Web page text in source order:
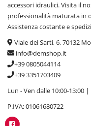
accessori idraulici. Visita il
professionalità maturata in
Assistenza costante e
Viale dei Sarti, 6, 70132
info@demshop.it
+39 0805044114
+39 3351703409
Lun - Ven dalle 10:00-13:00 |
P.IVA: 01061680722